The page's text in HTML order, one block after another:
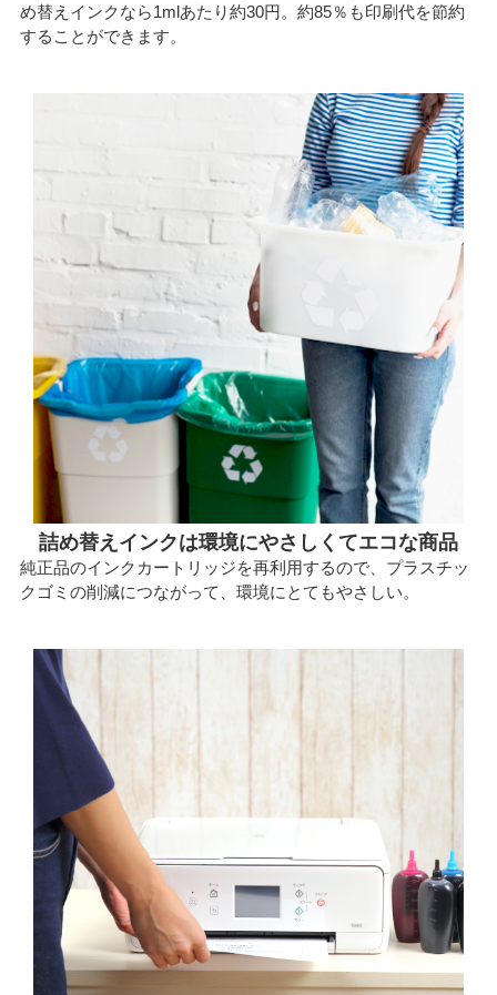
め替えインクなら1mlあたり約30円。約85％も印刷代を節約
することができます。
詰め替えインクは環境にやさしくてエコな商品
純正品のインクカートリッジを再利用するので、プラスチッ
クゴミの削減につながって、環境にとてもやさしい。